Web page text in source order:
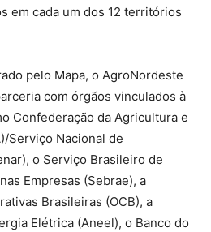
em cada um dos 12 territórios
pelo Mapa, o AgroNordeste
com órgãos vinculados à
Confederação da Agricultura e
Serviço Nacional de
o Serviço Brasileiro de
Empresas (Sebrae), a
Brasileiras (OCB), a
Elétrica (Aneel), o Banco do